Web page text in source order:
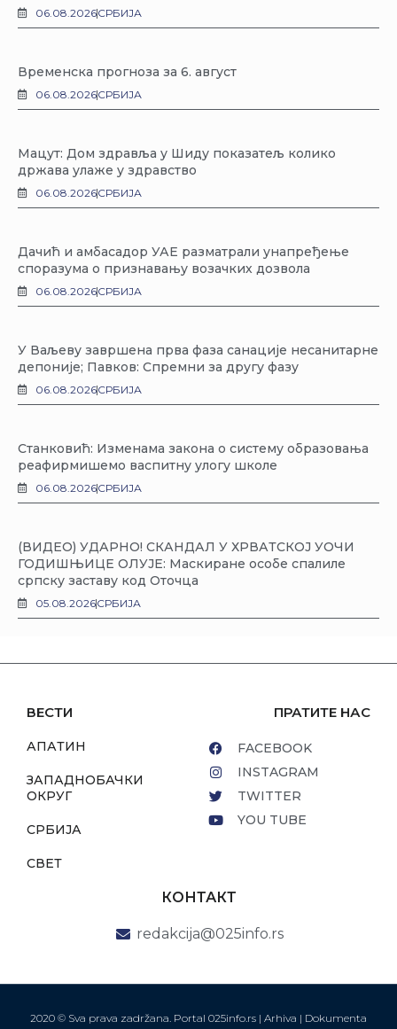
06.08.2026СРБИЈА
Временска прогноза за 6. август
06.08.2026СРБИЈА
Мацут: Дом здравља у Шиду показатељ колико
држава улаже у здравство
06.08.2026СРБИЈА
Дачић и амбасадор УАЕ разматрали унапређење
споразума о признавању возачких дозвола
06.08.2026СРБИЈА
У Ваљеву завршена прва фаза санације несанитарне
депоније; Павков: Спремни за другу фазу
06.08.2026СРБИЈА
Станковић: Изменама закона о систему образовања
реафирмишемо васпитну улогу школе
06.08.2026СРБИЈА
(ВИДЕО) УДАРНО! СКАНДАЛ У ХРВАТСКОЈ УОЧИ
ГОДИШЊИЦЕ ОЛУЈЕ: Маскиране особе спалиле
српску заставу код Оточца
05.08.2026СРБИЈА
ВЕСТИ
АПАТИН
ЗАПАДНОБАЧКИ
ОКРУГ
СРБИЈА
СВЕТ
ПРАТИТЕ НАС
FACEBOOK
INSTAGRAM
TWITTER
YOU TUBE
КОНТАКТ
redakcija@025info.rs
2020 © Sva prava zadržana. Portal 025info.rs | Arhiva | Dokumenta